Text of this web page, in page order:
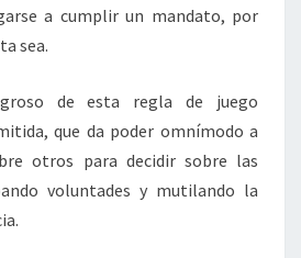
a cumplir un mandato, por
sea.
de esta regla de juego
que da poder omnímodo a
otros para decidir sobre las
voluntades y mutilando la